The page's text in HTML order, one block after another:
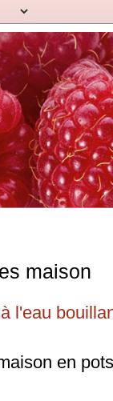
maison
l'eau
en